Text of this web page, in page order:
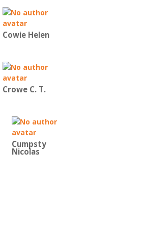
Cowie Helen
Crowe C. T.
Cumpsty
Nicolas